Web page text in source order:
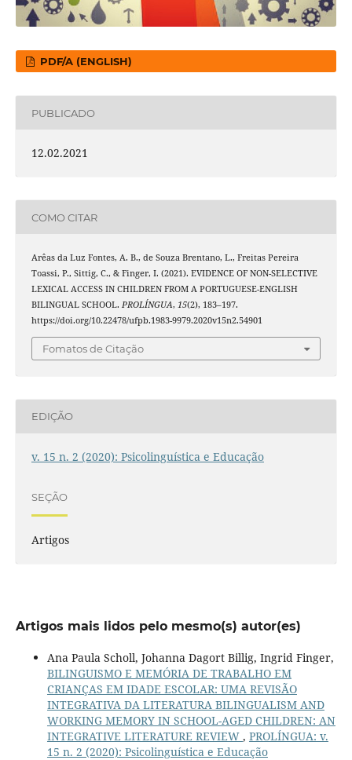
PDF/A (ENGLISH)
PUBLICADO
12.02.2021
COMO CITAR
Arêas da Luz Fontes, A. B., de Souza Brentano, L., Freitas Pereira
Toassi, P., Sittig, C., & Finger, I. (2021). EVIDENCE OF NON-SELECTIVE
LEXICAL ACCESS IN CHILDREN FROM A PORTUGUESE-ENGLISH
BILINGUAL SCHOOL. PROLÍNGUA, 15(2), 183–197.
https://doi.org/10.22478/ufpb.1983-9979.2020v15n2.54901
Fomatos de Citação
EDIÇÃO
v. 15 n. 2 (2020): Psicolinguística e Educação
SEÇÃO
Artigos
Artigos mais lidos pelo mesmo(s) autor(es)
Ana Paula Scholl, Johanna Dagort Billig, Ingrid Finger,
BILINGUISMO E MEMÓRIA DE TRABALHO EM
CRIANÇAS EM IDADE ESCOLAR: UMA REVISÃO
INTEGRATIVA DA LITERATURA BILINGUALISM AND
WORKING MEMORY IN SCHOOL-AGED CHILDREN: AN
INTEGRATIVE LITERATURE REVIEW , PROLÍNGUA: v.
15 n. 2 (2020): Psicolinguística e Educação